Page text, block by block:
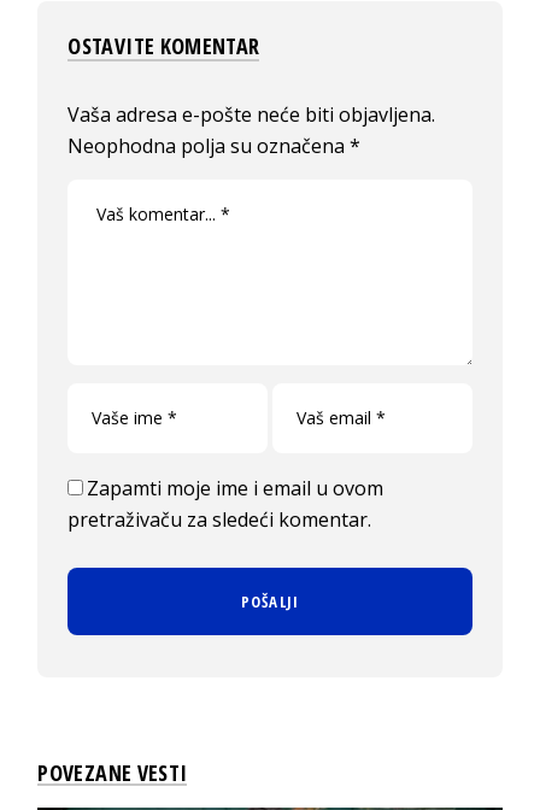
OSTAVITE KOMENTAR
Vaša adresa e-pošte neće biti objavljena.
Neophodna polja su označena*
Zapamti moje ime i email u ovom
pretraživaču za sledeći komentar.
POVEZANE VESTI